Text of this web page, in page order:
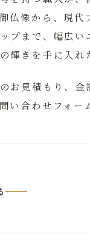
仏像から、現
プまで、幅広い
輝きを手に入れ
お見積もり、
い合わせフォー